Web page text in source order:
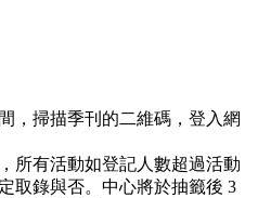
，掃描季刊的二維碼，登入網
所有活動如登記人數超過活動
取錄與否。中心將於抽籤後 3